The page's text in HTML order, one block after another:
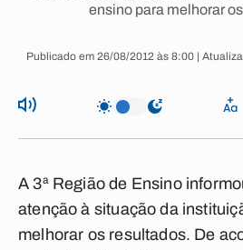
ensino para melhorar
Publicado em 26/08/2012 às 8:00 |
A 3ª Região de Ensino
atenção à situação da
melhorar os resultados. De